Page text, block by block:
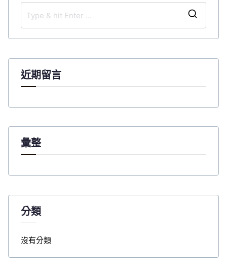
e
a
f
r
近期留言
彙整
分類
沒有分類